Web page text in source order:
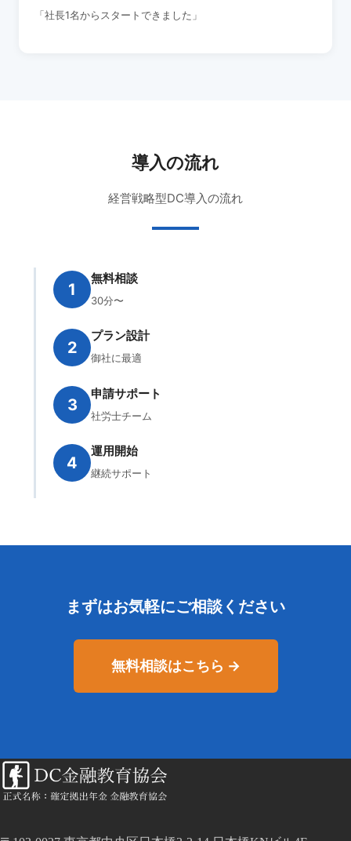
「社長1名からスタートできました」
導入の流れ
経営戦略型DC導入の流れ
1
無料相談
30分〜
2
プラン設計
御社に最適
3
申請サポート
社労士チーム
4
運用開始
継続サポート
まずはお気軽にご相談ください
無料相談はこちら →